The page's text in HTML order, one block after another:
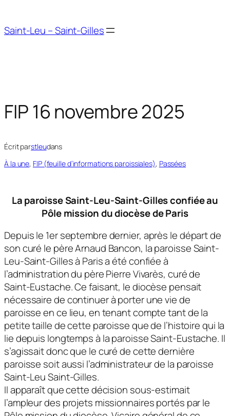
contenu
Saint-Leu – Saint-Gilles
FIP 16 novembre 2025
Écrit parstleudans
À la une, FIP (feuille d’informations paroissiales), Passées
La paroisse Saint-Leu-Saint-Gilles confiée au
Pôle mission du diocèse de Paris
Depuis le 1er septembre dernier, après le départ de
son curé le père Arnaud Bancon, la paroisse Saint-
Leu-Saint-Gilles à Paris a été confiée à
l’administration du père Pierre Vivarès, curé de
Saint-Eustache. Ce faisant, le diocèse pensait
nécessaire de continuer à porter une vie de
paroisse en ce lieu, en tenant compte tant de la
petite taille de cette paroisse que de l’histoire qui la
lie depuis longtemps à la paroisse Saint-Eustache. Il
s’agissait donc que le curé de cette dernière
paroisse soit aussi l’administrateur de la paroisse
Saint-Leu Saint-Gilles.
Il apparaît que cette décision sous-estimait
l’ampleur des projets missionnaires portés par le